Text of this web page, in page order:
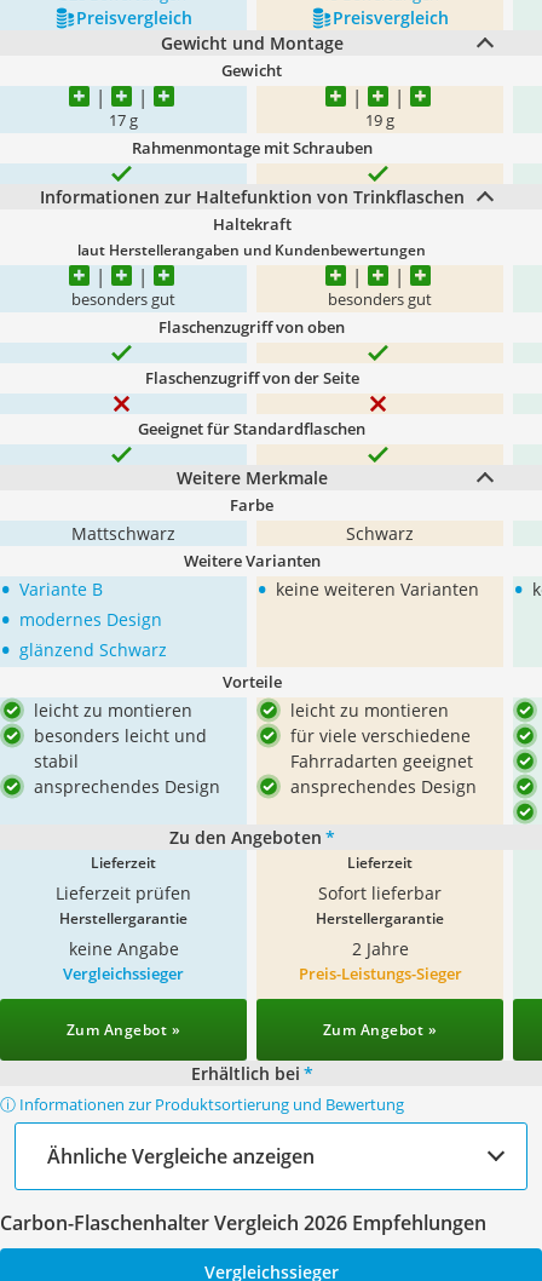
Preis­vergleich
Preis­vergleich
Gewicht und Montage
Gewicht
17 g 19 g
Rahmenmontage mit Schrauben
Informationen zur Haltefunktion von Trinkflaschen
Haltekraft
laut Herstellerangaben und Kundenbewertungen
besonders gut besonders gut
Flaschenzugriff von oben
Flaschenzugriff von der Seite
Geeignet für Standardflaschen
Weitere Merkmale
Farbe
Mattschwarz Schwarz
Weitere Varianten
• Variante B
• modernes Design
• glänzend Schwarz
• keine weiteren Varianten •
Vorteile
leicht zu montieren
besonders leicht und
stabil
ansprechendes Design
leicht zu montieren
für viele verschiedene
Fahrradarten geeignet
ansprechendes Design
Zu den Angeboten *
Lieferzeit
Lieferzeit prüfen
Lieferzeit
Sofort lieferbar
Herstellergarantie
keine Angabe
Herstellergarantie
2 Jahre
Vergleichssieger
Zum Angebot »
Preis-Leistungs-Sieger
Zum Angebot »
Erhältlich bei *
ⓘ Informationen zur Produktsortierung und Bewertung
Ähnliche Vergleiche anzeigen
Carbon-Flaschenhalter Vergleich 2026 Empfehlungen
Vergleichssieger